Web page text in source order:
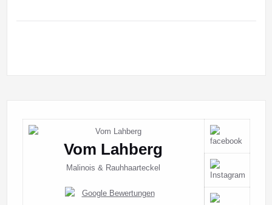
Vom Lahberg
Malinois & Rauhhaarteckel